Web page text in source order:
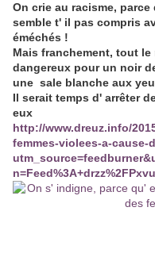
On crie au racisme,
semble t' il pas compris
éméchés !
Mais franchement, tout
dangereux pour un noir
une sale blanche aux
Il serait temps d' arrêter
eux
http://www.dreuz.info/
femmes-violees-a-cause-